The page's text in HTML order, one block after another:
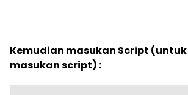
Kemudian masukan Script (untuk
masukan script) :